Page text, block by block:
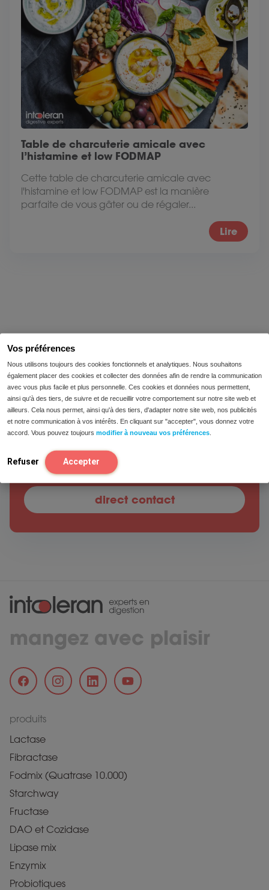
Vos préférences
Nous utilisons toujours des cookies fonctionnels et analytiques. Nous souhaitons
également placer des cookies et collecter des données afin de rendre la communication
avec vous plus facile et plus personnelle. Ces cookies et données nous permettent,
ainsi qu'à des tiers, de suivre et de recueillir votre comportement sur notre site web et
ailleurs. Cela nous permet, ainsi qu'à des tiers, d'adapter notre site web, nos publicités
et notre communication à vos intérêts. En cliquant sur "accepter", vous donnez votre
accord. Vous pouvez toujours modifier à nouveau vos préférences
Refuser Accepter
Table de charcuterie amicale avec
l’histamine et low FODMAP
Cette table de charcuterie amicale avec
l'histamine et low FODMAP est la manière
parfaite de vous gâter ou de régaler...
Lire
nous aimerions pouvoir vous
aider
Vous avez des questions sur nos produits ? Alors,
contactez avec nous. L'un de nos diététiciens
vous aidera à choisir le complément qui vous
convient le mieux.
direct contact
mangez avec plaisir
produits
Lactase
Fibractase
Fodmix (Quatrase 10.000)
Starchway
Fructase
DAO et Cozidase
Lipase mix
Enzymix
Probiotiques